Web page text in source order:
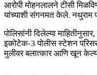
आरोपी मोहनलालने टीसी
यांच्याशी संगनमत केले. नथुराम
पोलिसांनी दिलेल्या
इकोटेक-3 पोलीस स्टेशन
मुलीवर बलात्कार आणि खून